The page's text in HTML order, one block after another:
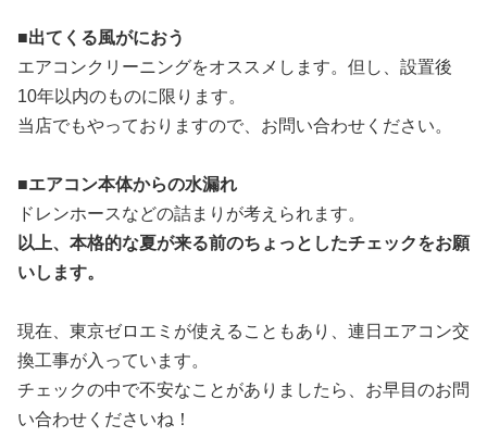
■出てくる風がにおう
エアコンクリーニングをオススメします。但し、設置後
10年以内のものに限ります。
当店でもやっておりますので、お問い合わせください。
■エアコン本体からの水漏れ
ドレンホースなどの詰まりが考えられます。
以上、本格的な夏が来る前のちょっとしたチェックをお願
いします。
現在、東京ゼロエミが使えることもあり、連日エアコン交
換工事が入っています。
チェックの中で不安なことがありましたら、お早目のお問
い合わせくださいね！